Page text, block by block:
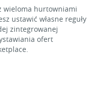
wieloma hurtowniami
ustawić własne reguły
zintegrowanej
ofert